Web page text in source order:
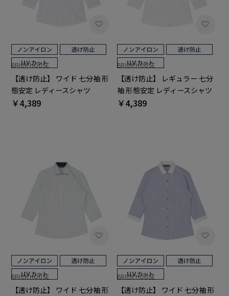
BRICK HOUSE
【透け防止】 ワイド 七分袖 形
態安定 レディースシャツ
￥4,389
BRICK HOUSE
【透け防止】 レギュラー 七分
袖 形態安定 レディースシャツ
￥4,389
BRICK HOUSE
【透け防止】 ワイド 七分袖 形
BRICK HOUSE
【透け防止】 ワイド 七分袖 形